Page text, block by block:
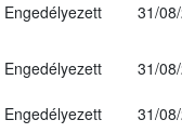
Engedélyezett 31/
Engedélyezett
31/
Engedélyezett
31/